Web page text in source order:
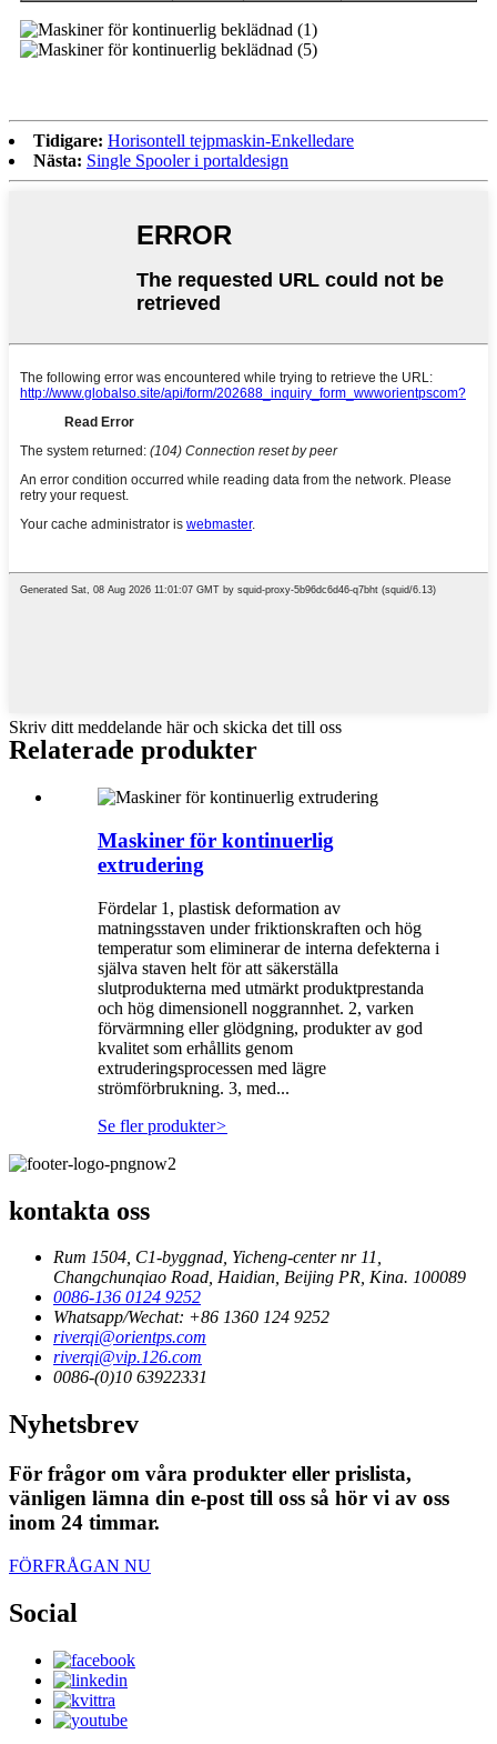
Tidigare: Horisontell tejpmaskin-Enkelledare
Nästa: Single Spooler i portaldesign
Skriv ditt meddelande här och skicka det till oss
Relaterade produkter
Maskiner för kontinuerlig
extrudering
Fördelar 1, plastisk deformation av
matningsstaven under friktionskraften och hög
temperatur som eliminerar de interna defekterna i
själva staven helt för att säkerställa
slutprodukterna med utmärkt produktprestanda
och hög dimensionell noggrannhet. 2, varken
förvärmning eller glödgning, produkter av god
kvalitet som erhållits genom
extruderingsprocessen med lägre
strömförbrukning. 3, med...
Se fler produkter>
kontakta oss
Rum 1504, C1-byggnad, Yicheng-center nr 11,
Changchunqiao Road, Haidian, Beijing PR, Kina. 100089
0086-136 0124 9252
Whatsapp/Wechat: +86 1360 124 9252
riverqi@orientps.com
riverqi@vip.126.com
0086-(0)10 63922331
Nyhetsbrev
För frågor om våra produkter eller prislista,
vänligen lämna din e-post till oss så hör vi av oss
inom 24 timmar.
FÖRFRÅGAN NU
Social